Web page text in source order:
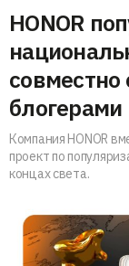
HONOR
совместно
блогерами
Компания HONOR
проект по
концах света.